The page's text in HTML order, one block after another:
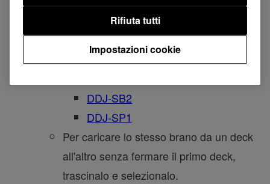
forme d'onda (esegui l'aggiornamento al
firmware XDJ-RX v2.00 o successivo).
Dispositivi compatibili aggiunti:
DDJ-SB2
DDJ-SP1
Per caricare lo stesso brano da un deck
all'altro senza fermare il primo deck,
trascinalo e selezionalo.
Impostazioni cookie
Rifiuta tutti